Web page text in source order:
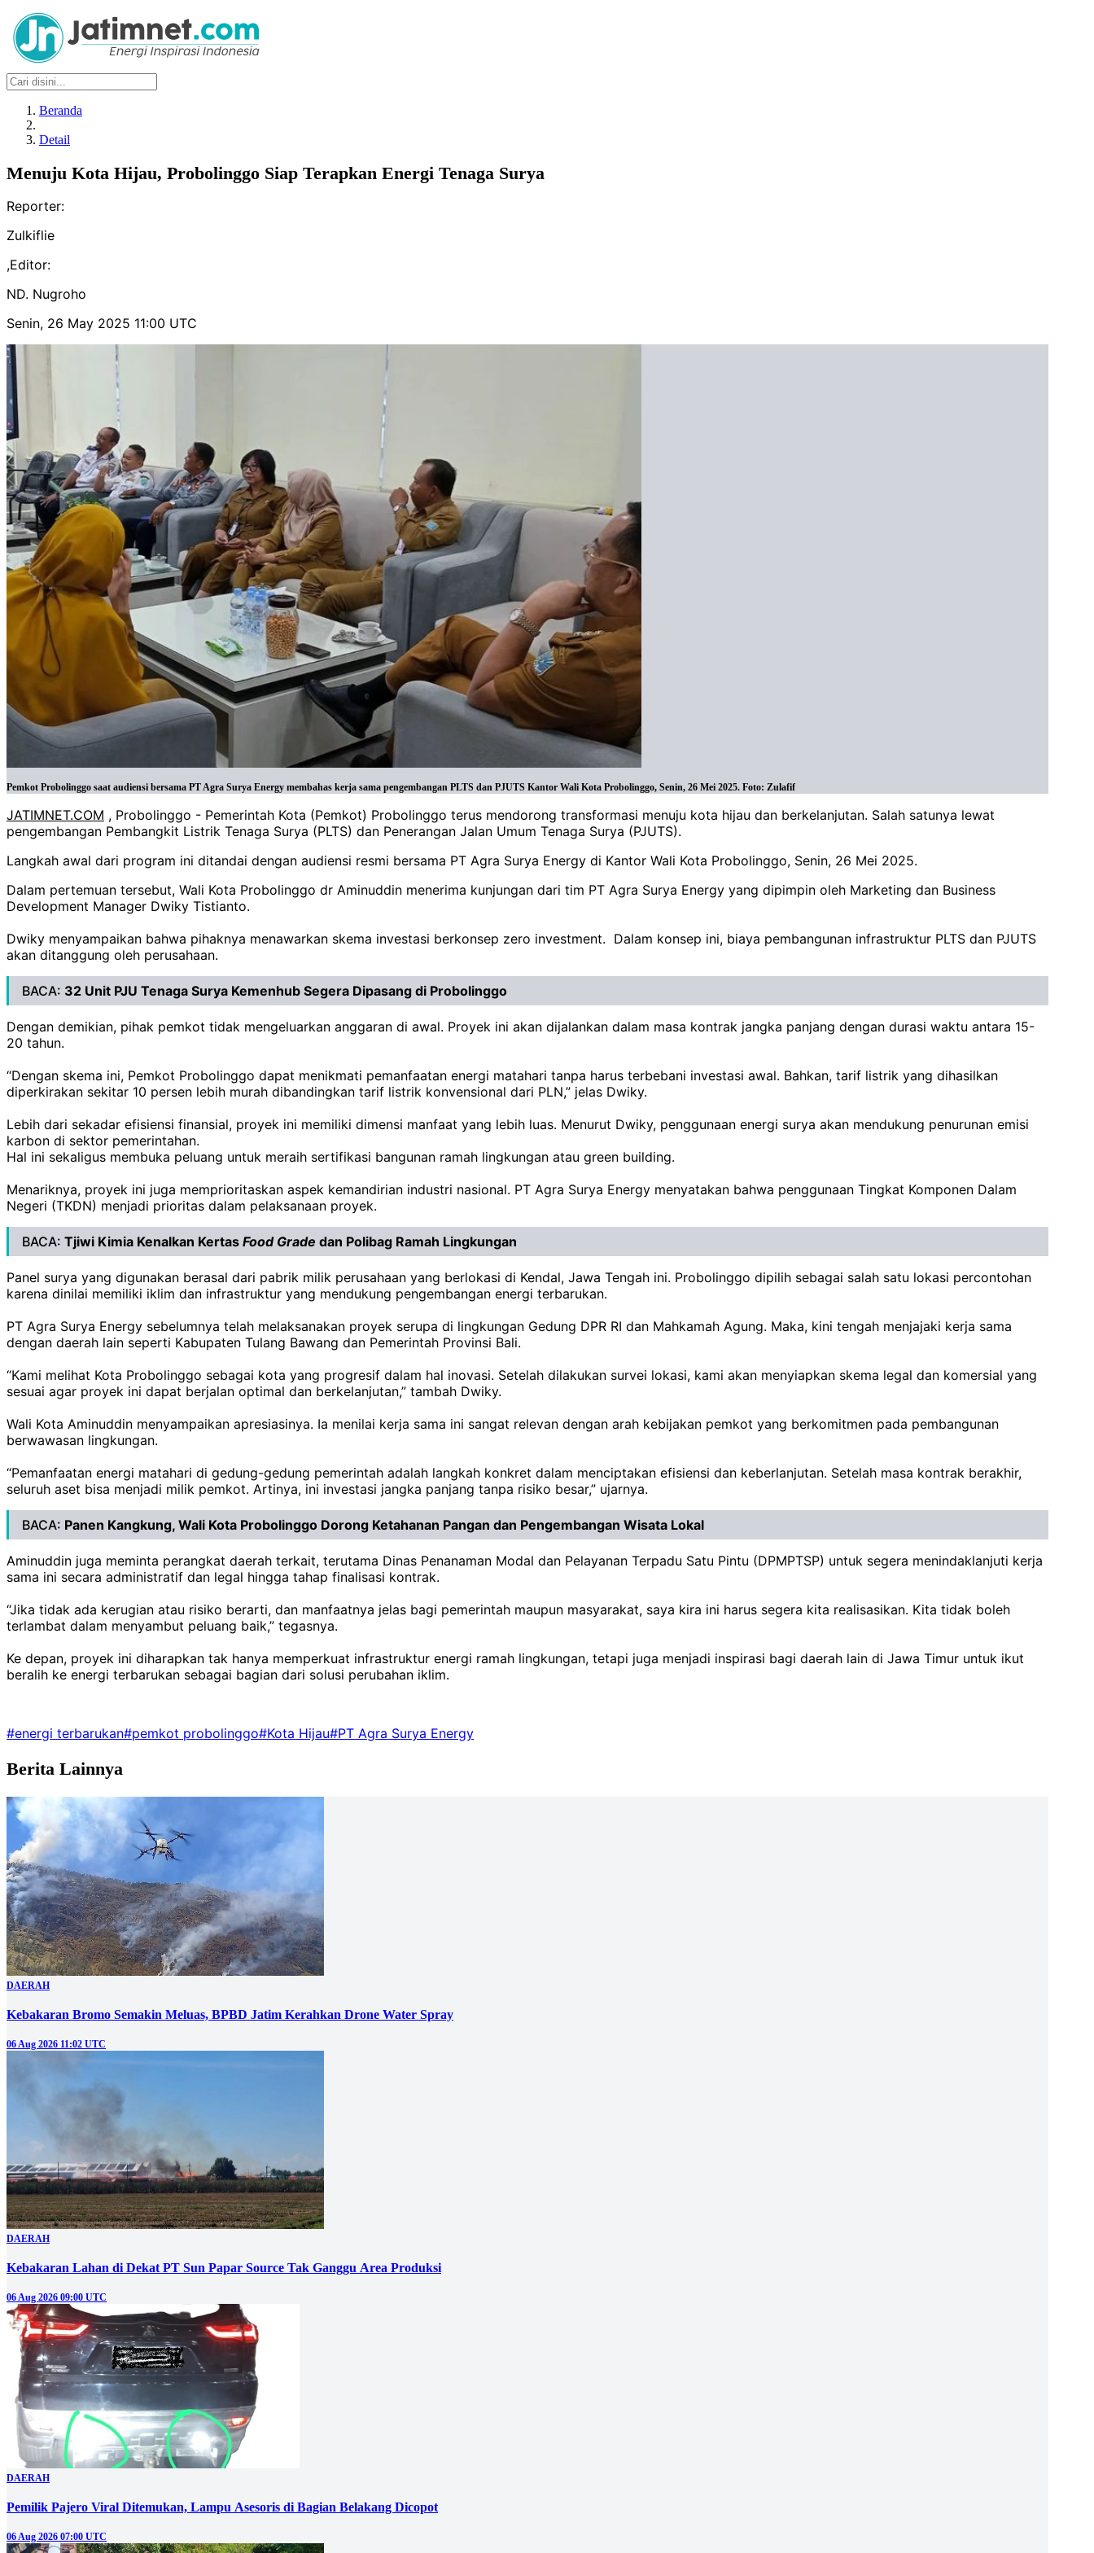
Beranda
Detail
Menuju Kota Hijau, Probolinggo Siap Terapkan Energi Tenaga Surya
Reporter:
Zulkiflie
,Editor:
ND. Nugroho
Senin, 26 May 2025 11:00 UTC
‎Pemkot Probolinggo saat audiensi bersama PT Agra Surya Energy membahas kerja sama pengembangan PLTS dan PJUTS Kantor Wali Kota Probolinggo, Senin, 26 Mei 2025. Foto: Zulafif
JATIMNET.COM , Probolinggo - Pemerintah Kota (Pemkot) Probolinggo terus mendorong transformasi menuju kota hijau dan berkelanjutan. Salah satunya lewat
pengembangan Pembangkit Listrik Tenaga Surya (PLTS) dan Penerangan Jalan Umum Tenaga Surya (PJUTS).
‎Langkah awal dari program ini ditandai dengan audiensi resmi bersama PT Agra Surya Energy di Kantor Wali Kota Probolinggo, Senin, 26 Mei 2025.
‎Dalam pertemuan tersebut, Wali Kota Probolinggo dr Aminuddin menerima kunjungan dari tim PT Agra Surya Energy yang dipimpin oleh Marketing dan Business
Development Manager Dwiky Tistianto.
‎Dwiky menyampaikan bahwa pihaknya menawarkan skema investasi berkonsep zero investment. Dalam konsep ini, biaya pembangunan infrastruktur PLTS dan PJUTS
akan ditanggung oleh perusahaan.
BACA: 32 Unit PJU Tenaga Surya Kemenhub Segera Dipasang di Probolinggo
Dengan demikian, pihak pemkot tidak mengeluarkan anggaran di awal. Proyek ini akan dijalankan dalam masa kontrak jangka panjang dengan durasi waktu antara 15-
20 tahun.
‎“Dengan skema ini, Pemkot Probolinggo dapat menikmati pemanfaatan energi matahari tanpa harus terbebani investasi awal. Bahkan, tarif listrik yang dihasilkan
diperkirakan sekitar 10 persen lebih murah dibandingkan tarif listrik konvensional dari PLN,” jelas Dwiky.
‎Lebih dari sekadar efisiensi finansial, proyek ini memiliki dimensi manfaat yang lebih luas. Menurut Dwiky, penggunaan energi surya akan mendukung penurunan emisi
karbon di sektor pemerintahan.
Hal ini sekaligus membuka peluang untuk meraih sertifikasi bangunan ramah lingkungan atau green building.
‎Menariknya, proyek ini juga memprioritaskan aspek kemandirian industri nasional. PT Agra Surya Energy menyatakan bahwa penggunaan Tingkat Komponen Dalam
Negeri (TKDN) menjadi prioritas dalam pelaksanaan proyek.
BACA: Tjiwi Kimia Kenalkan Kertas Food Grade dan Polibag Ramah Lingkungan
Panel surya yang digunakan berasal dari pabrik milik perusahaan yang berlokasi di Kendal, Jawa Tengah ini. Probolinggo dipilih sebagai salah satu lokasi percontohan
karena dinilai memiliki iklim dan infrastruktur yang mendukung pengembangan energi terbarukan.
‎PT Agra Surya Energy sebelumnya telah melaksanakan proyek serupa di lingkungan Gedung DPR RI dan Mahkamah Agung. Maka, kini tengah menjajaki kerja sama
dengan daerah lain seperti Kabupaten Tulang Bawang dan Pemerintah Provinsi Bali.
‎“Kami melihat Kota Probolinggo sebagai kota yang progresif dalam hal inovasi. Setelah dilakukan survei lokasi, kami akan menyiapkan skema legal dan komersial yang
sesuai agar proyek ini dapat berjalan optimal dan berkelanjutan,” tambah Dwiky.
‎Wali Kota Aminuddin menyampaikan apresiasinya. Ia menilai kerja sama ini sangat relevan dengan arah kebijakan pemkot yang berkomitmen pada pembangunan
berwawasan lingkungan.
‎“Pemanfaatan energi matahari di gedung-gedung pemerintah adalah langkah konkret dalam menciptakan efisiensi dan keberlanjutan. Setelah masa kontrak berakhir,
seluruh aset bisa menjadi milik pemkot. Artinya, ini investasi jangka panjang tanpa risiko besar,” ujarnya.
BACA: Panen Kangkung, Wali Kota Probolinggo Dorong Ketahanan Pangan dan Pengembangan Wisata Lokal
‎‎Aminuddin juga meminta perangkat daerah terkait, terutama Dinas Penanaman Modal dan Pelayanan Terpadu Satu Pintu (DPMPTSP) untuk segera menindaklanjuti kerja
sama ini secara administratif dan legal hingga tahap finalisasi kontrak.
‎“Jika tidak ada kerugian atau risiko berarti, dan manfaatnya jelas bagi pemerintah maupun masyarakat, saya kira ini harus segera kita realisasikan. Kita tidak boleh
terlambat dalam menyambut peluang baik,” tegasnya.
‎Ke depan, proyek ini diharapkan tak hanya memperkuat infrastruktur energi ramah lingkungan, tetapi juga menjadi inspirasi bagi daerah lain di Jawa Timur untuk ikut
beralih ke energi terbarukan sebagai bagian dari solusi perubahan iklim.
#energi terbarukan#pemkot probolinggo#Kota Hijau#PT Agra Surya Energy
Berita Lainnya
DAERAH
Kebakaran Bromo Semakin Meluas, BPBD Jatim Kerahkan Drone Water Spray
06 Aug 2026 11:02 UTC
DAERAH
Kebakaran Lahan di Dekat PT Sun Papar Source Tak Ganggu Area Produksi
06 Aug 2026 09:00 UTC
DAERAH
Pemilik Pajero Viral Ditemukan, Lampu Asesoris di Bagian Belakang Dicopot
06 Aug 2026 07:00 UTC